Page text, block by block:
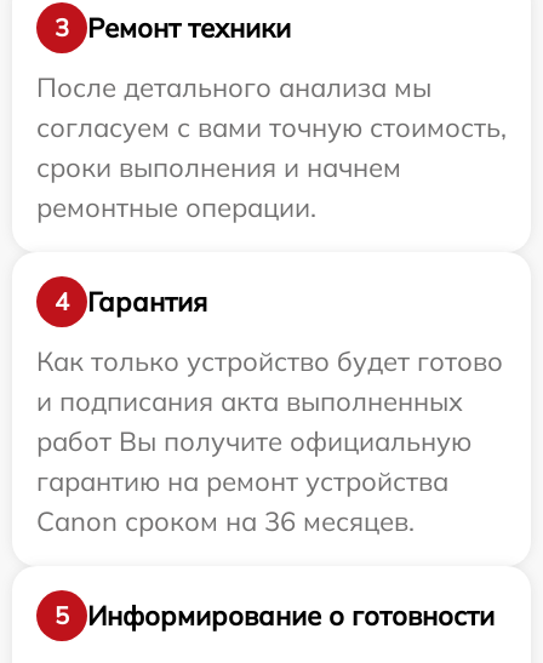
3
Ремонт техники
После детального анализа мы
согласуем с вами точную стоимость,
сроки выполнения и начнем
ремонтные операции.
4
Гарантия
Как только устройство будет готово
и подписания акта выполненных
работ Вы получите официальную
гарантию на ремонт устройства
Canon сроком на 36 месяцев.
5
Информирование о готовности